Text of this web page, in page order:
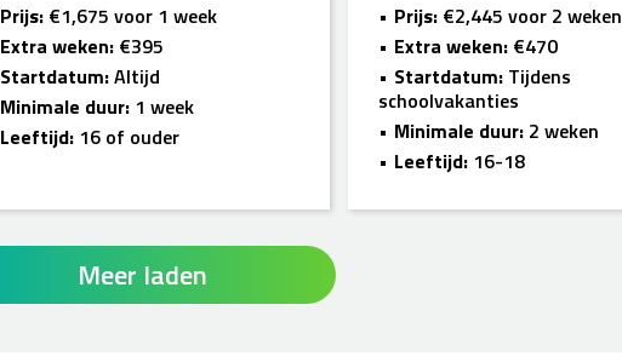
Prijs:€1,675 voor 1 week
Extra weken:€395
Startdatum:Altijd
Minimale duur:1 week
Leeftijd:16 of ouder
Prijs: €2,445 voor 2 weken
Extra weken: €470
Startdatum: Tijdens
schoolvakanties
Minimale duur: 2 weken
Leeftijd: 16-18
Meer laden